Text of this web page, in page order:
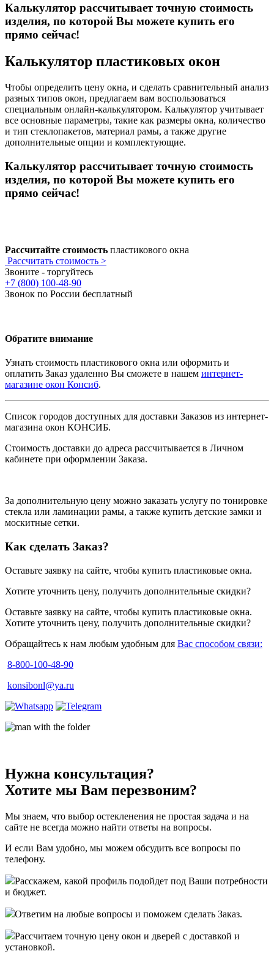
Калькулятор рассчитывает точную стоимость
изделия, по которой Вы можете купить его
прямо сейчас!
Калькулятор пластиковых окон
Чтобы определить цену окна, и сделать сравнительный анализ
разных типов окон, предлагаем вам воспользоваться
специальным онлайн-калькулятором. Калькулятор учитывает
все основные параметры, такие как размеры окна, количество
и тип стеклопакетов, материал рамы, а также другие
дополнительные опции и комплектующие.
Калькулятор рассчитывает точную стоимость
изделия, по которой Вы можете купить его
прямо сейчас!
Рассчитайте стоимость пластикового окна
Рассчитать стоимость >
Звоните - торгуйтесь
+7 (800) 100-48-90
Звонок по России бесплатный
Обратите внимание
Узнать стоимость пластикового окна или оформить и
оплатить Заказ удаленно Вы сможете в нашем интернет-
магазине окон Консиб.
Список городов доступных для доставки Заказов из интернет-
магазина окон КОНСИБ.
Стоимость доставки до адреса рассчитывается в Личном
кабинете при оформлении Заказа.
За дополнительную цену можно заказать услугу по тонировке
стекла или ламинации рамы, а также купить детские замки и
москитные сетки.
Как сделать Заказ?
Оставьте заявку на сайте, чтобы купить пластиковые окна.
Хотите уточнить цену, получить дополнительные скидки?
Оставьте заявку на сайте, чтобы купить пластиковые окна.
Хотите уточнить цену, получить дополнительные скидки?
Обращайтесь к нам любым удобным для Вас способом связи:
8-800-100-48-90
konsibonl@ya.ru
Нужна консультация?
Хотите мы Вам перезвоним?
Мы знаем, что выбор остекленения не простая задача и на
сайте не всегда можно найти ответы на вопросы.
И если Вам удобно, мы можем обсудить все вопросы по
телефону.
Расскажем, какой профиль подойдет под Ваши потребности
и бюджет.
Ответим на любые вопросы и поможем сделать Заказ.
Рассчитаем точную цену окон и дверей с доставкой и
установкой.